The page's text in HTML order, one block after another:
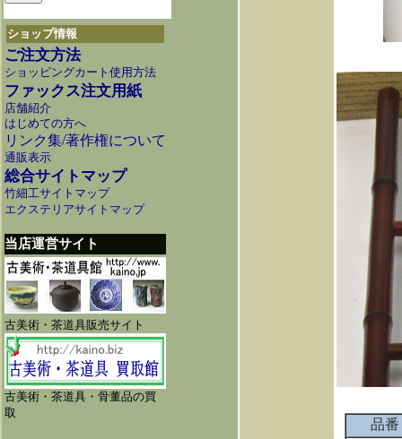
ショップ情報
ご注文方法
ショッピングカート使用方法
ファックス注文用紙
店舗紹介
はじめての方へ
リンク集/著作権について
通販表示
総合サイトマップ
竹細工サイトマップ
エクステリアサイトマップ
当店運営サイト
古美術・茶道具販売サイト
古美術・茶道具・骨董品の買
取
品番